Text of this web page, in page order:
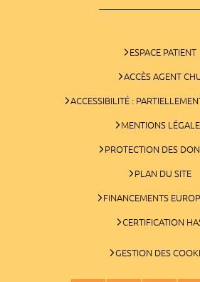
ESPACE PATIENT
ACCÈS AGENT
ACCESSIBILITÉ :
MENTIONS
PROTECTION DES
PLAN DU SITE
FINANCEMENTS
CERTIFICATION
GESTION DES